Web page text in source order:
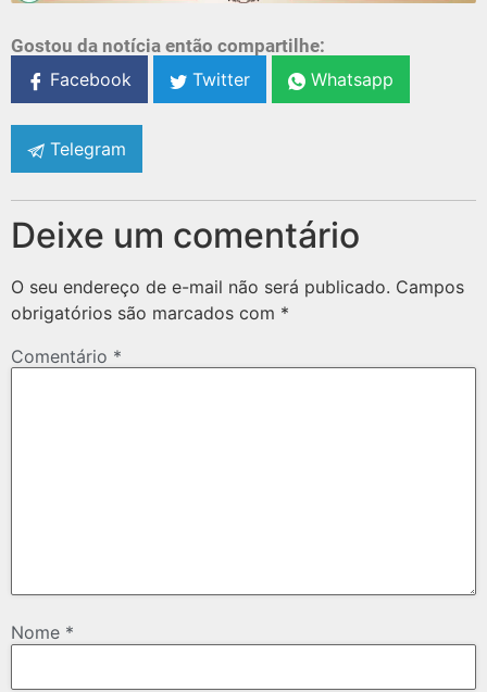
Gostou da notícia então compartilhe:
Facebook
Twitter Whatsapp
Telegram
Deixe um comentário
O seu endereço de e-mail não será publicado. Campos
obrigatórios são marcados com *
Comentário *
Nome *